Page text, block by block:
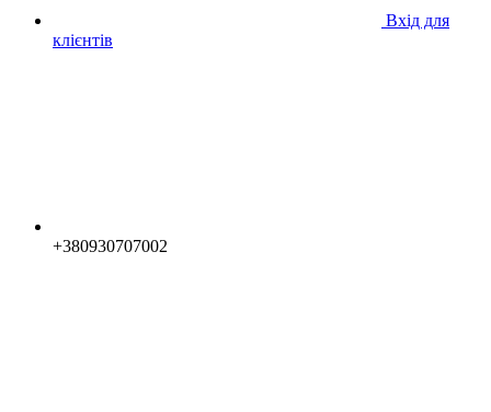
Вхід для
клієнтів
+380930707002